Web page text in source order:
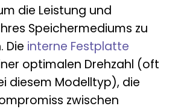
die Leistung und
Speichermediums zu
Die interne Festplatte
optimalen Drehzahl (oft
diesem Modelltyp), die
zwischen